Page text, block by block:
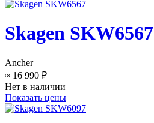
Skagen SKW6567
Ancher
≈ 16 990 ₽
Нет в наличии
Показать цены